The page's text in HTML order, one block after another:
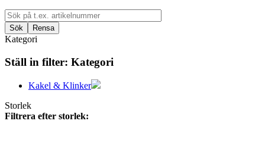
Kategori
Ställ in filter: Kategori
Kakel & Klinker
Storlek
Filtrera efter storlek: